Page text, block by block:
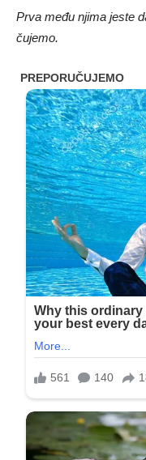
Prva među njima jeste
čujemo.